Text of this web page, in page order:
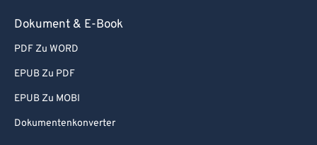
Dokument & E-Book
PDF Zu WORD
EPUB Zu PDF
EPUB Zu MOBI
Dokumentenkonverter